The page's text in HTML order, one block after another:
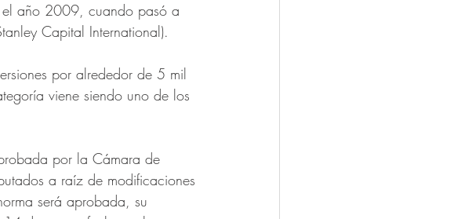
el año 2009, cuando pasó a
Capital International).
por alrededor de 5 mil
viene siendo uno de los
por la Cámara de
a raíz de modificaciones
será aprobada, su